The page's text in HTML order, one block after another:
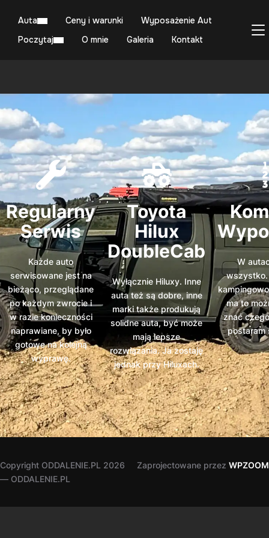
Auta Ceny i warunki
Wyposażenie Aut
Poczytaj
O mnie Galeria Kontakt
Regularny
Serwis
Każde auto
serwisowane jest na
bieżąco, przeglądane
po każdym zwrocie i
w razie konieczności
naprawiane, by było
gotowe na kolejną
wyprawę.
Toyota
Hilux
DoubleCab
Wyłącznie Hiluxy. Inne
auta też są dobre, inne
marki także produkują
solidne auta, być może
mają lepsze
rozwiązania. Ja zostaję
jednak przy Hiluxach.
W
ma to
znać
postaram
Copyright ODDALENIE.PL 2026
— ODDALENIE.PL
Zaprojectowane przez WPZOOM